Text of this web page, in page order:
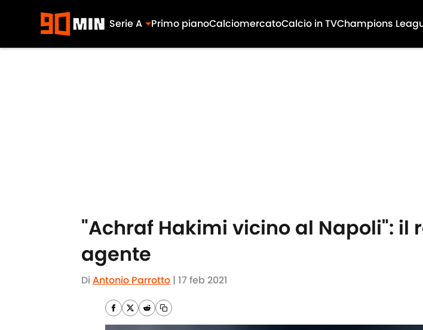
Serie A Primo pianoCalciomercatoCalcio in TVChampions
"Achraf Hakimi vicino al Napoli": il
agente
Di Antonio Parrotto | 17 feb 2021